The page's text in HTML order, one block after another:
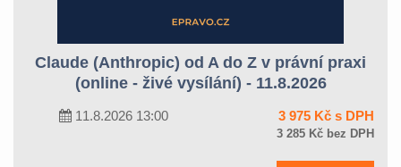
Claude (Anthropic) od A do Z v právní praxi
(online - živé vysílání) - 11.8.2026
11.8.2026 13:00 3 975 Kč s DPH
3 285 Kč bez DPH